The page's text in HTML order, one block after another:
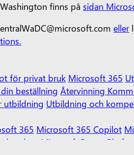
finns på sidan
eller
för privat bruk Microsoft 365
beställning Återvinning
utbildning Utbildning och
365 Microsoft 365 Copilot
Microsoft Power